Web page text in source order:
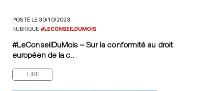
POSTÉ LE 30/10/2023
RUBRIQUE #LECONSEILDUMOIS
#LeConseilDuMois – Sur la conformité au droit
européen de la c..
LIRE